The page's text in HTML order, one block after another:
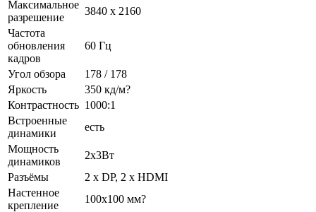
Максимальное
разрешение
3840 x 2160
Частота
обновления
кадров
60 Гц
Угол обзора
178 / 178
Яркость
350 кд/м?
Контрастность 1000:1
Встроенные
динамики
есть
Мощность
динамиков
2x3Вт
Разъёмы
2 x DP, 2 х HDMI
Настенное
крепление
100x100 мм?